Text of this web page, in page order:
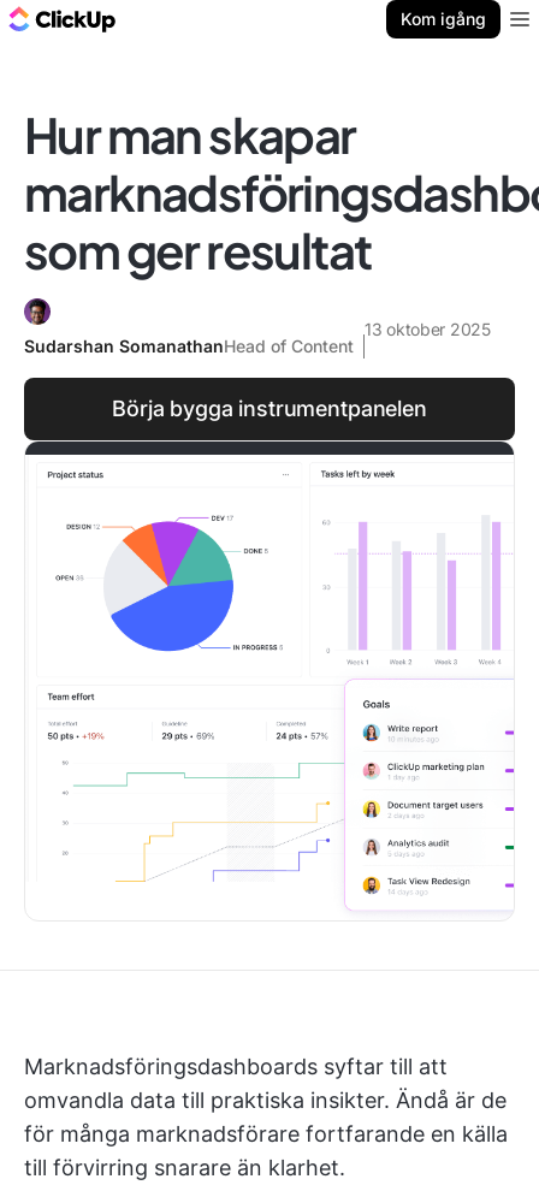
Kom igång
Hur man skapar
som ger resultat
Sudarshan SomanathanHead of Content
13 oktober 2025
Börja bygga instrumentpanelen
Marknadsföringsdashboards syftar till att
omvandla data till praktiska insikter. Ändå är de
för många marknadsförare fortfarande en källa
till förvirring snarare än klarhet.